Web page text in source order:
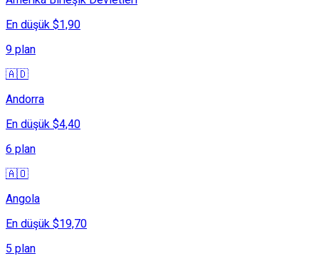
En düşük $1,90
9 plan
🇦🇩
Andorra
En düşük $4,40
6 plan
🇦🇴
Angola
En düşük $19,70
5 plan